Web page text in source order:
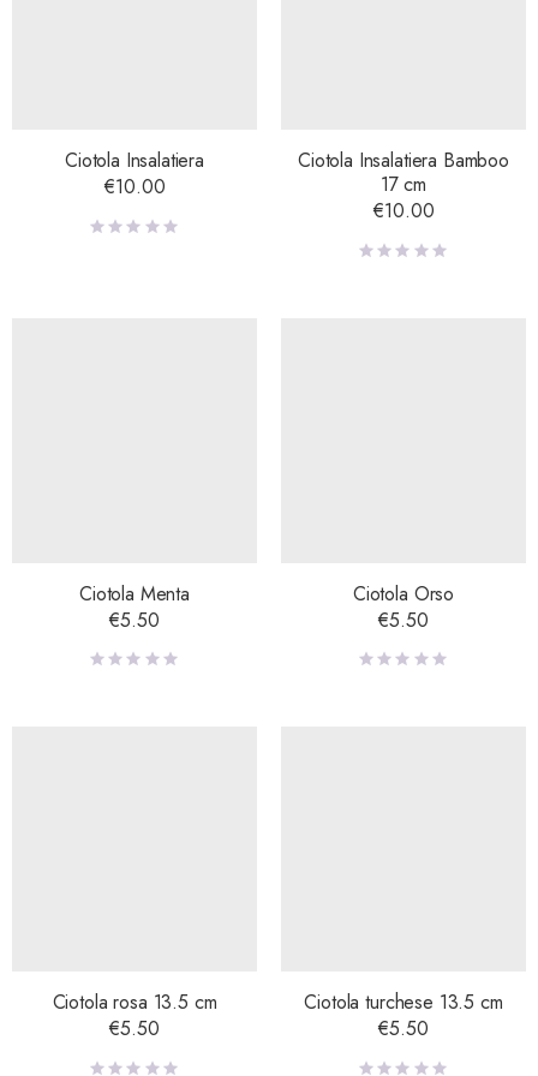
Ciotola Insalatiera
€10.00
Ciotola Insalatiera Bamboo
17 cm
€10.00
Ciotola Menta
€5.50
Ciotola Orso
€5.50
Ciotola rosa 13.5 cm
€5.50
Ciotola turchese 13.5 cm
€5.50